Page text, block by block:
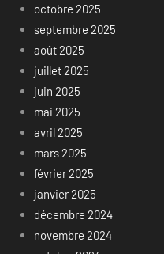
octobre 2025
septembre 2025
août 2025
juillet 2025
juin 2025
mai 2025
avril 2025
mars 2025
février 2025
janvier 2025
décembre 2024
novembre 2024